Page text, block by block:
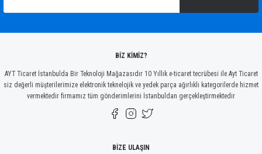
Gönder
BİZ KİMİZ?
AYT Ticaret İstanbulda Bir Teknoloji Mağazasıdır 10 Yıllık e-ticaret tecrübesi ile Ayt Ticaret
siz değerli müşterilerimize elektronik teknelojik ve yedek parça ağırlıklı kategorilerde hizmet
vermektedir firmamız tüm gönderimlerini İstanbuldan gerçekleştirmektedir
BİZE ULAŞIN